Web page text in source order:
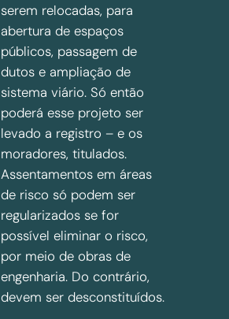
serem relocadas, para
abertura de espaços
públicos, passagem de
dutos e ampliação de
sistema viário. Só então
poderá esse projeto ser
levado a registro – e os
moradores, titulados.
Assentamentos em áreas
de risco só podem ser
regularizados se for
possível eliminar o risco,
por meio de obras de
engenharia. Do contrário,
devem ser desconstituídos.